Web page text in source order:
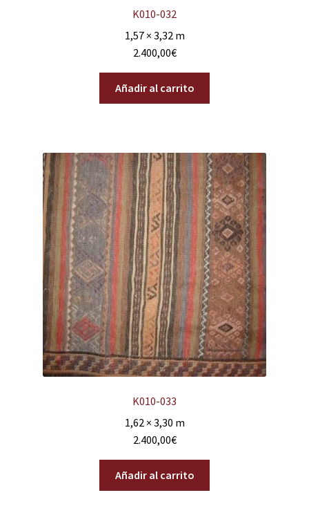
K010-032
1,57 × 3,32 m
2.400,00€
Añadir al carrito
K010-033
1,62 × 3,30 m
2.400,00€
Añadir al carrito